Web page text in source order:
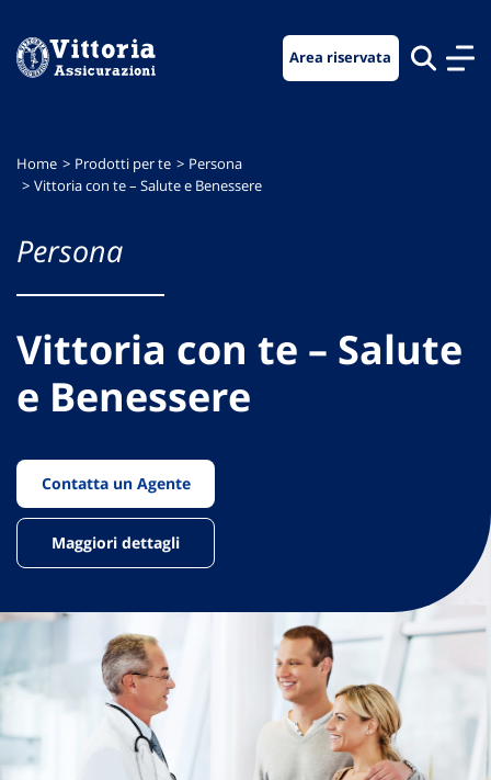
menu
contenuto
footer
Area riservata
Home Prodotti per te
Persona
Vittoria con te – Salute e Benessere
Persona
Vittoria con te – Salute
e Benessere
Contatta un Agente
Maggiori dettagli